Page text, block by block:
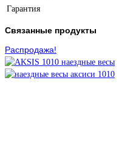
Гарантия
Связанные продукты
Распродажа!